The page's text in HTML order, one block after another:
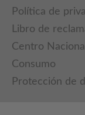
Política de
Libro de
Centro
Consumo
Protección de